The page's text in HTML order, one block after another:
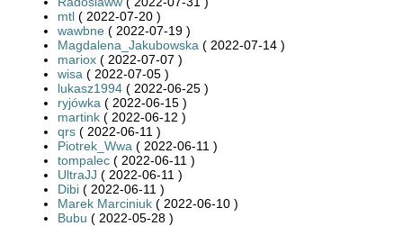
mtl ( 2022-07-20 )
wawbne ( 2022-07-19 )
Magdalena_Jakubowska ( 2022-07-14 )
mariox ( 2022-07-07 )
wisa ( 2022-07-05 )
lukasz1994 ( 2022-06-25 )
ryjówka ( 2022-06-15 )
martink ( 2022-06-12 )
qrs ( 2022-06-11 )
Piotrek_Wwa ( 2022-06-11 )
tompalec ( 2022-06-11 )
UltraJJ ( 2022-06-11 )
Dibi ( 2022-06-11 )
Marek Marciniuk ( 2022-06-10 )
Bubu ( 2022-05-28 )